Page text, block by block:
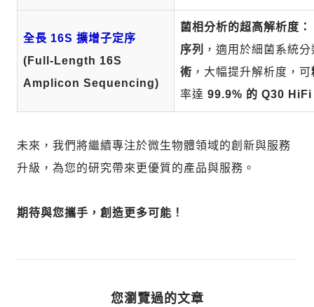
全長 16S 擴增子定序
(Full-Length 16S
Amplicon Sequencing)
菌相分析的超高解析度：
序列
，適用於細菌系統
術 ，大幅提升解析度，可
率達 99.9% 的 Q30
未來，我們將繼續專注於微生物體領域的創新與服務
升級，為您的研究帶來更優質的產品與服務。
期待與您攜手，創造更多可能！
您瀏覽過的文章